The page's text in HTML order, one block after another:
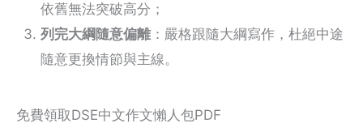
依舊無法突破高分；
列完大綱隨意偏離：嚴格跟隨大綱寫作，杜絕中途
隨意更換情節與主線。
免費領取DSE中文作文懶人包PDF